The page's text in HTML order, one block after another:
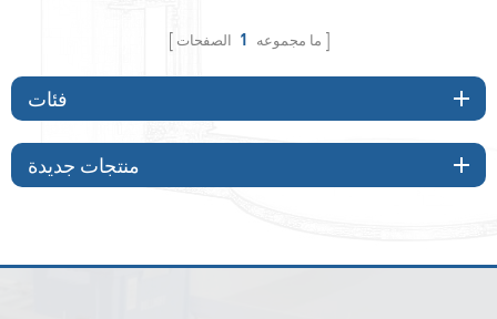
ما مجموعه 1 الصفحات
فئات
منتجات جديدة